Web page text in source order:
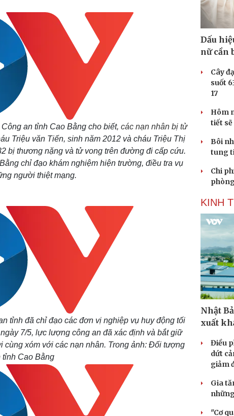
Doanh nhân
Vì cộng đồng
Điện ảnh
Giải trí
Nghệ sĩ
an tỉnh Cao Bằng cho biết, các nạn nhân bị tử
Triệu văn Tiến, sinh năm 2012 và cháu Triệu Thị
bị thương nặng và tử vong trên đường đi cấp cứu.
chỉ đạo khám nghiệm hiện trường, điều tra vụ
người thiệt mạng.
tỉnh đã chỉ đạo các đơn vị nghiệp vụ huy động tối
7/5, lực lượng công an đã xác định và bắt giữ
xóm với các nạn nhân. Trong ảnh: Đối tượng
Cao Bằng
Dấu
nữ cần
Cây
suốt
17
Hôm
tiết sẽ
Bôi
tung
Chi
KINH
Nhật
xuất
Điều
dứt
giảm
Gia
"Cơ